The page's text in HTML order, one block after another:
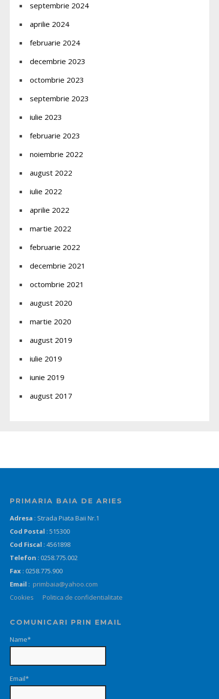
septembrie 2024
aprilie 2024
februarie 2024
decembrie 2023
octombrie 2023
septembrie 2023
iulie 2023
februarie 2023
noiembrie 2022
august 2022
iulie 2022
aprilie 2022
martie 2022
februarie 2022
decembrie 2021
octombrie 2021
august 2020
martie 2020
august 2019
iulie 2019
iunie 2019
august 2017
PRIMARIA BAIA DE ARIES
Adresa : Strada Piata Baii Nr.1
Cod Postal : 515300
Cod Fiscal : 4561898
Telefon : 0258.775.002
Fax : 0258.775.900
Email : primbaia@yahoo.com
Cookies
Politica de confidentialitate
COMUNICARI PRIN EMAIL
Name*
Email*